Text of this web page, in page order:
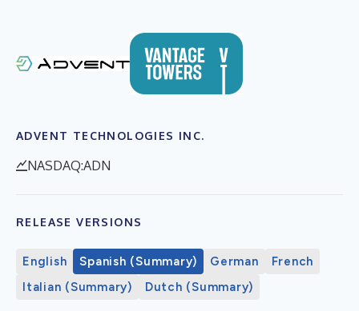
ADVENT TECHNOLOGIES INC.
NASDAQ:ADN
RELEASE VERSIONS
English Spanish (Summary) German
French
Italian (Summary)
Dutch (Summary)